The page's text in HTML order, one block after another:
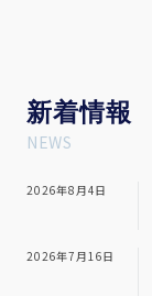
新着情報
NEWS
2026年8月4日
2026年7月16日